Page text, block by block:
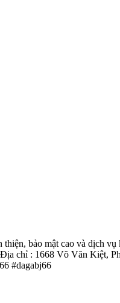
bảo mật cao và dịch
chỉ : 1668 Võ Văn Kiệt,
#dagabj66